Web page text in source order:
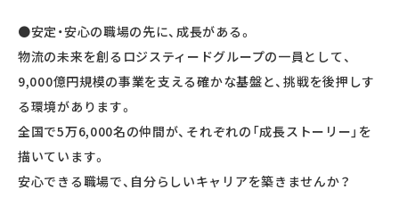
●安定・安心の職場の先に、成長がある。
物流の未来を創るロジスティードグループの一員として、
9,000億円規模の事業を支える確かな基盤と、挑戦を後押しす
る環境があります。
全国で5万6,000名の仲間が、それぞれの「成長ストーリー」を
描いています。
安心できる職場で、自分らしいキャリアを築きませんか？